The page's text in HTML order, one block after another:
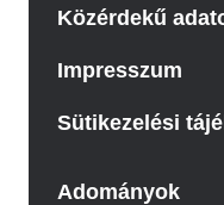
Közérdekű
Impresszum
Sütikezelési
Adományok